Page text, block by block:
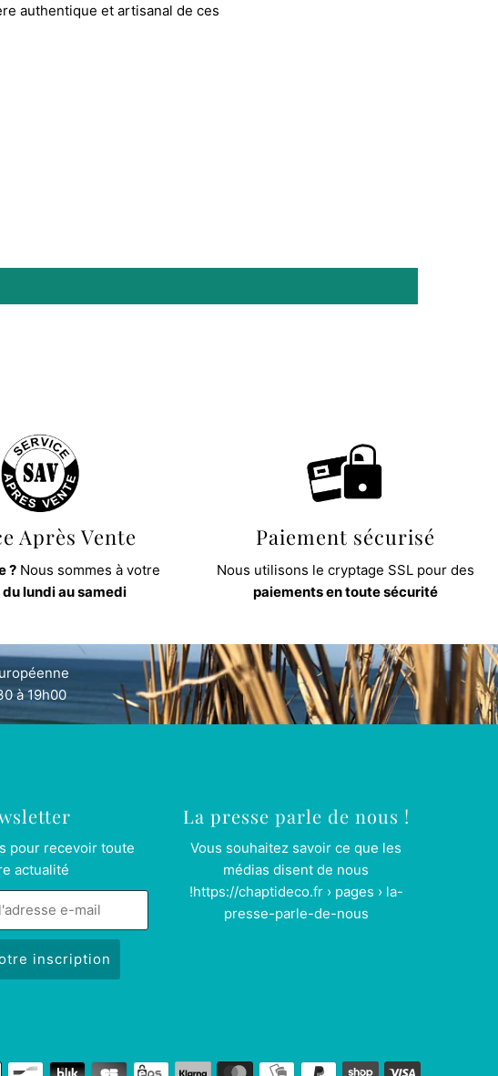
authentique et artisanal de ces
Après Vente
? Nous sommes à votre
du lundi au samedi
Paiement sécurisé
Nous utilisons le cryptage SSL pour des
paiements en toute sécurité
à 19h00
pour recevoir toute
actualité
La presse parle de nous !
Vous souhaitez savoir ce que les
médias disent de nous
!https://chaptideco.fr › pages › la-
presse-parle-de-nous